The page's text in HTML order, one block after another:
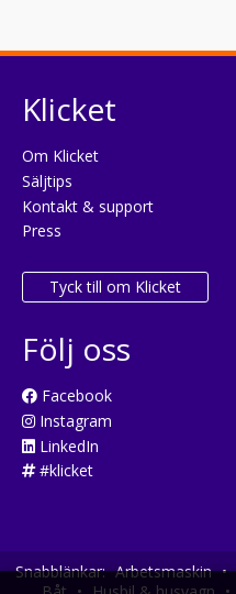
Klicket
Om Klicket
Säljtips
Kontakt & support
Press
Tyck till om Klicket
Följ oss
Facebook
Instagram
LinkedIn
#klicket
Snabblänkar: Arbetsmaskin •